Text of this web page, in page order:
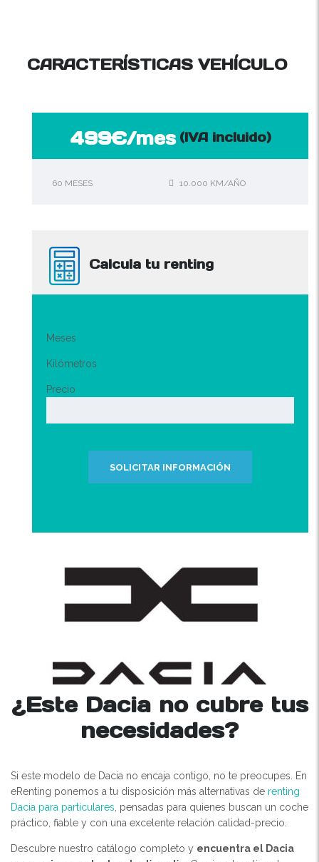
CARACTERÍSTICAS VEHÍCULO
499€/mes(IVA incluido)
60 MESES 10.000 KM/AÑO
Calcula tu renting
Meses
Kilómetros
Precio
SOLICITAR INFORMACIÓN
¿Este Dacia no cubre tus
necesidades?
Si este modelo de Dacia no encaja contigo, no te preocupes. En
eRenting ponemos a tu disposición más alternativas de renting
Dacia para particulares , pensadas para quienes buscan un coche
práctico, fiable y con una excelente relación calidad-precio.
Descubre nuestro catálogo completo y encuentra el Dacia